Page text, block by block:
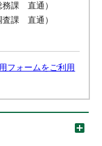
務課 直通）
査課 直通）
フォームをご利用